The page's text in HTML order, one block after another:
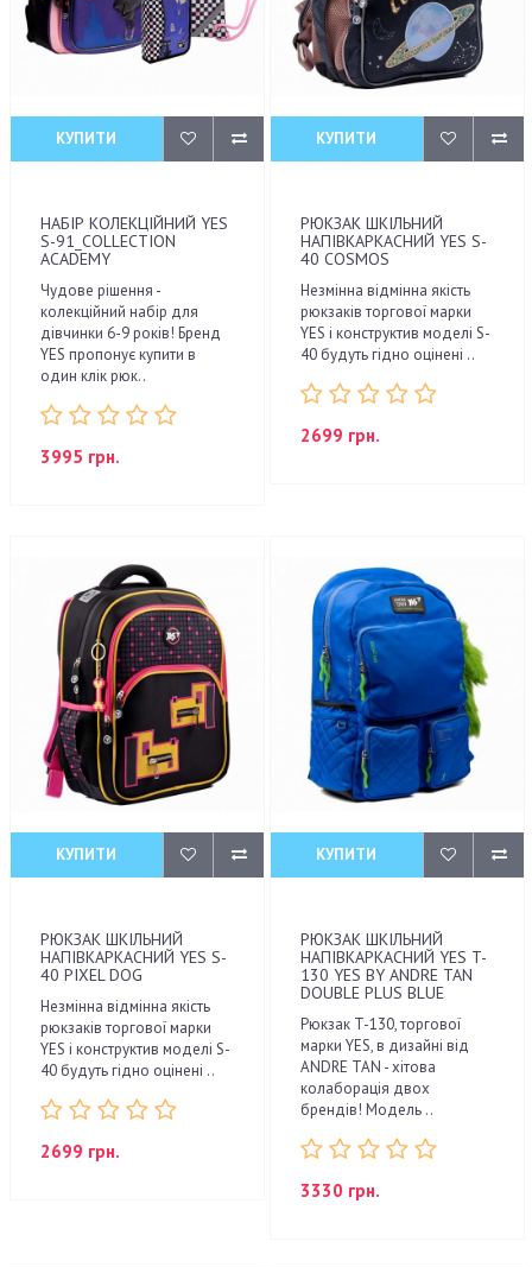
КУПИТИ
НАБІР КОЛЕКЦІЙНИЙ YES
S-91_COLLECTION
ACADEMY
Чудове рішення -
колекційний набір для
дівчинки 6-9 років! Бренд
YES пропонує купити в
один клік рюк..
3995 грн.
КУПИТИ
РЮКЗАК ШКІЛЬНИЙ
НАПІВКАРКАСНИЙ YES S-
40 COSMOS
Незмінна відмінна якість
рюкзаків торгової марки
YES і конструктив моделі S-
40 будуть гідно оцінені ..
2699 грн.
КУПИТИ
РЮКЗАК ШКІЛЬНИЙ
НАПІВКАРКАСНИЙ YES S-
40 PIXEL DOG
Незмінна відмінна якість
рюкзаків торгової марки
YES і конструктив моделі S-
40 будуть гідно оцінені ..
2699 грн.
КУПИТИ
РЮКЗАК ШКІЛЬНИЙ
НАПІВКАРКАСНИЙ YES T-
130 YES BY ANDRE TAN
DOUBLE PLUS BLUE
Рюкзак T-130, торгової
марки YES, в дизайні від
ANDRE TAN - хітова
колаборація двох
брендів! Модель ..
3330 грн.